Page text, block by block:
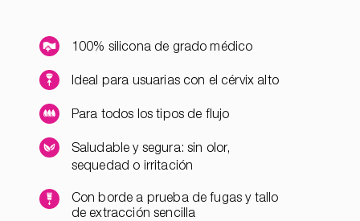
100% silicona de grado médico
Ideal para usuarias con el cérvix alto
Para todos los tipos de flujo
Saludable y segura: sin olor,
sequedad o irritación
Con borde a prueba de fugas y tallo
de extracción sencilla